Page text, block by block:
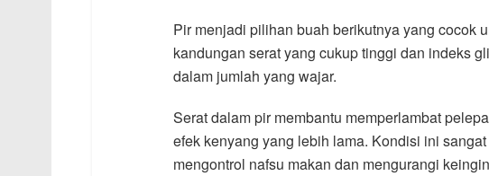
Pir menjadi pilihan buah berikutnya yang cocok
kandungan serat yang cukup tinggi dan indeks
dalam jumlah yang wajar.
Serat dalam pir membantu memperlambat
efek kenyang yang lebih lama. Kondisi ini
mengontrol nafsu makan dan mengurangi